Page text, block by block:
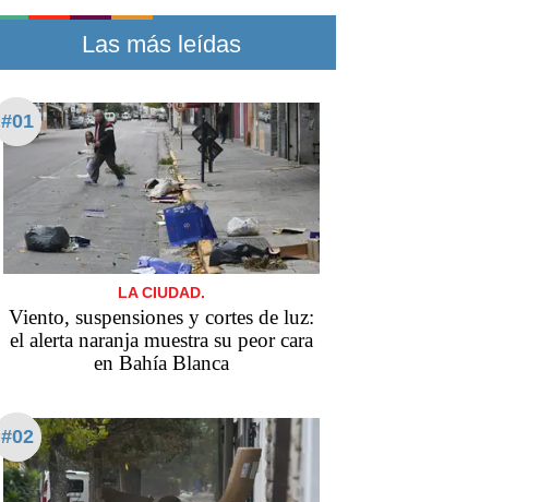
Las más leídas
#01
LA CIUDAD.
Viento, suspensiones y cortes de luz:
el alerta naranja muestra su peor cara
en Bahía Blanca
#02